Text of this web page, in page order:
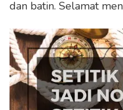
dan batin. Selamat